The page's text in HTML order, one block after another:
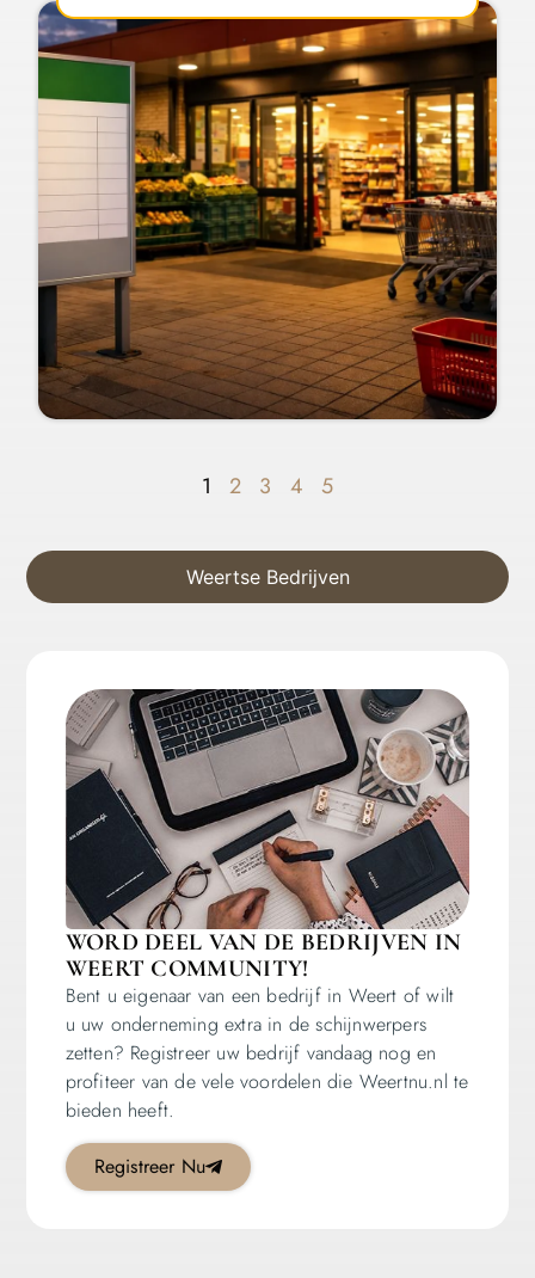
Weertse Bedrijven
1 2 3 4 5
WORD DEEL VAN DE BEDRIJVEN IN
WEERT COMMUNITY!
Bent u eigenaar van een bedrijf in Weert of wilt
u uw onderneming extra in de schijnwerpers
zetten? Registreer uw bedrijf vandaag nog en
profiteer van de vele voordelen die Weertnu.nl te
bieden heeft.
Registreer Nu